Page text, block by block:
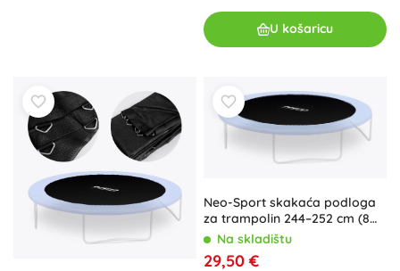
U košaricu
Neo-Sport skakaća podloga
za trampolin 244–252 cm (8
ft), 42 opruge
Na skladištu
29,50 €